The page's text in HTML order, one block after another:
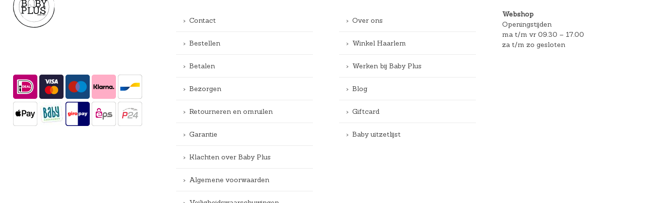
Contact
Bestellen
Betalen
Bezorgen
Retourneren en omruilen
Garantie
Klachten over Baby Plus
Algemene voorwaarden
Over ons
Winkel Haarlem
Werken bij Baby Plus
Blog
Giftcard
Baby uitzetlijst
Webshop
Openingstijden
ma t/m vr 09.30 – 17.00
za t/m zo gesloten